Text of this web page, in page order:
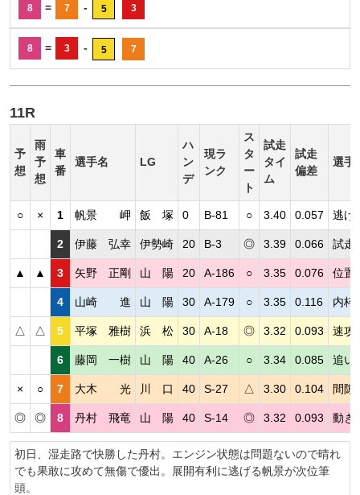
8 = 7 - 5 3
8 = 3 - 5 7
11R
予
想
雨
予
想
車
番
選手名 LG
ハ
ン
デ
現ラ
ンク
ス
タ
ー
ト
試走
タイ
ム
試走
偏差
選手
○ × 1 帆景 岬 飯 塚 0 B-81 ○ 3.40 0.057 逃げ
2 伊藤 弘幸 伊勢崎 20 B-3 ◎ 3.39 0.066 試走
▲ ▲ 3 矢野 正剛 山 陽 20 A-186 ○ 3.35 0.076 位置
4 山崎 進 山 陽 30 A-179 ○ 3.35 0.116 内枠
△ △ 5 平塚 雅樹 浜 松 30 A-18 ◎ 3.32 0.093 速攻
6 藤岡 一樹 山 陽 40 A-26 ○ 3.34 0.085 追い
× ○ 7 大木 光 川 口 40 S-27 △ 3.30 0.104 間隙
◎ ◎ 8 丹村 飛竜 山 陽 40 S-14 ◎ 3.32 0.093 動き
初日、湿走路で快勝した丹村。エンジン状態は問題ないので晴れ
でも果敢に攻めて無傷で優出。展開有利に逃げる帆景が次位筆
頭。